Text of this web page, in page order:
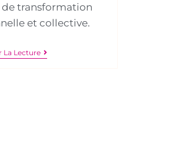
de transformation
et collective.
La Lecture